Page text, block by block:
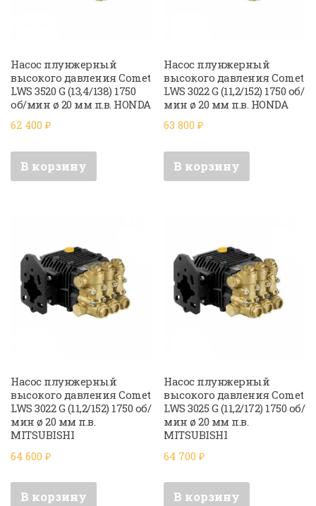
Насос плунжерный
высокого давления Comet
LWS 3520 G (13,4/138) 1750
об/мин ø 20 мм п.в. HONDA
62 400 ₽
В корзину
Насос плунжерный
высокого давления Comet
LWS 3022 G (11,2/152) 1750 об/
мин ø 20 мм п.в. HONDA
63 800₽
В корзину
Насос плунжерный
высокого давления Comet
LWS 3022 G (11,2/152) 1750 об/
мин ø 20 мм п.в.
MITSUBISHI
64 600 ₽
В корзину
Насос плунжерный
высокого давления Comet
LWS 3025 G (11,2/172) 1750 об/
мин ø 20 мм п.в.
MITSUBISHI
64 700₽
В корзину